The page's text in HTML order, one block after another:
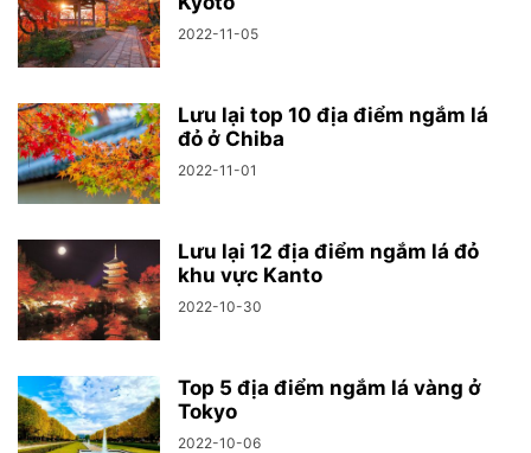
2022-11-05
Lưu lại top 10 địa điểm ngắm lá
đỏ ở Chiba
2022-11-01
Lưu lại 12 địa điểm ngắm lá đỏ
khu vực Kanto
2022-10-30
Top 5 địa điểm ngắm lá vàng ở
Tokyo
2022-10-06